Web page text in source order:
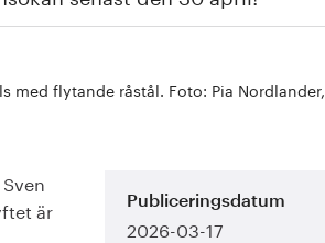
flytande råstål. Foto: Pia Nordlander,
är
Publiceringsdatum
2026-03-17